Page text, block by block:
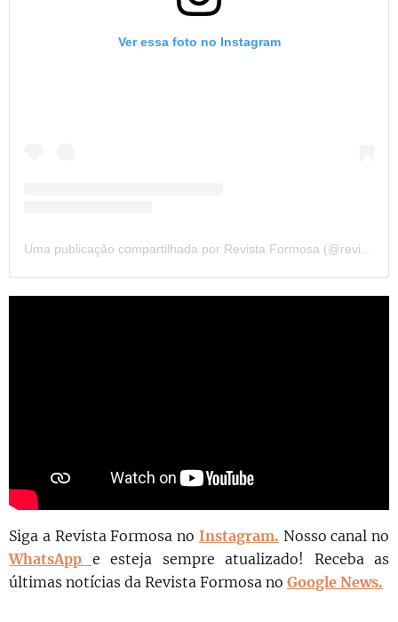
Ver essa foto no Instagram
Siga a Revista Formosa no Instagram. Nosso canal no
WhatsApp e esteja sempre atualizado! Receba as
últimas notícias da Revista Formosa no Google News.